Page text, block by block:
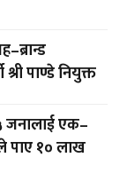
पाण्डे नियुक्त
जनालाई एक–
१० लाख